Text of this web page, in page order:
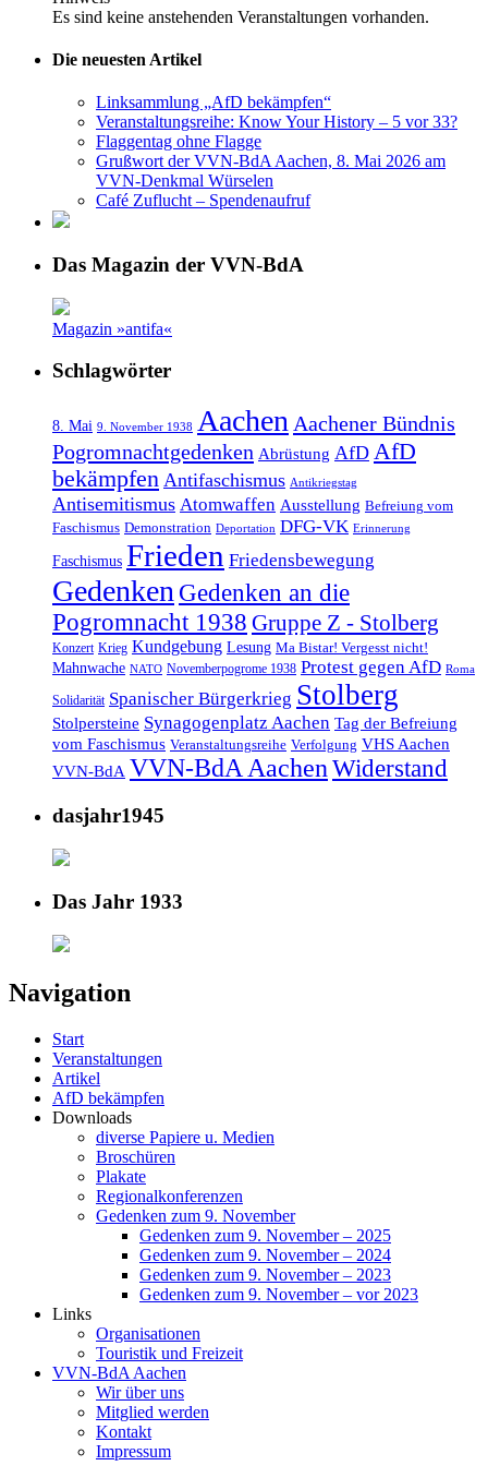
Es sind keine anstehenden Veranstaltungen vorhanden.
Die neuesten Artikel
Linksammlung „AfD bekämpfen“
Veranstaltungsreihe: Know Your History – 5 vor 33?
Flaggentag ohne Flagge
Grußwort der VVN-BdA Aachen, 8. Mai 2026 am
VVN-Denkmal Würselen
Café Zuflucht – Spendenaufruf
Das Magazin der VVN-BdA
Magazin »antifa«
Schlagwörter
8. Mai 9. November 1938 Aachen Aachener Bündnis
Pogromnachtgedenken Abrüstung AfD AfD
bekämpfen Antifaschismus Antikriegstag
Antisemitismus Atomwaffen Ausstellung Befreiung vom
Faschismus Demonstration Deportation DFG-VK Erinnerung
Faschismus Frieden Friedensbewegung
Gedenken Gedenken an die
Pogromnacht 1938 Gruppe Z - Stolberg
Konzert Krieg Kundgebung Lesung Ma Bistar! Vergesst nicht!
Mahnwache NATO Novemberpogrome 1938 Protest gegen AfD Roma
Solidarität Spanischer Bürgerkrieg Stolberg
Stolpersteine Synagogenplatz Aachen Tag der Befreiung
vom Faschismus Veranstaltungsreihe Verfolgung VHS Aachen
VVN-BdA VVN-BdA AachenWiderstand
dasjahr1945
Das Jahr 1933
Navigation
Start
Veranstaltungen
Artikel
AfD bekämpfen
Downloads
diverse Papiere u. Medien
Broschüren
Plakate
Regionalkonferenzen
Gedenken zum 9. November
Gedenken zum 9. November – 2025
Gedenken zum 9. November – 2024
Gedenken zum 9. November – 2023
Gedenken zum 9. November – vor 2023
Links
Organisationen
Touristik und Freizeit
VVN-BdA Aachen
Wir über uns
Mitglied werden
Kontakt
Impressum